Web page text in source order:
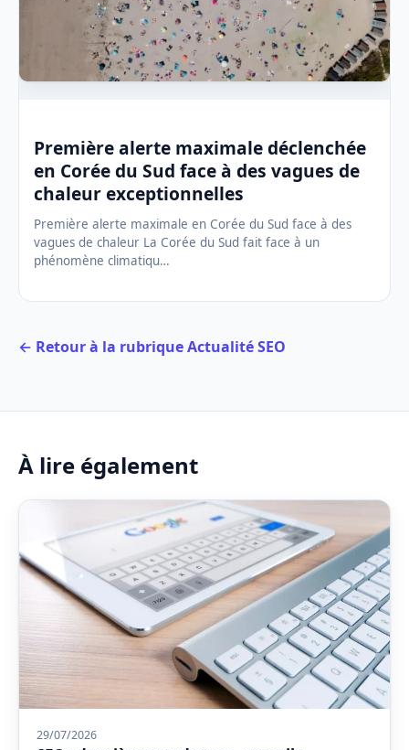
Première alerte maximale déclenchée
en Corée du Sud face à des vagues de
chaleur exceptionnelles
Première alerte maximale en Corée du Sud face à des
vagues de chaleur La Corée du Sud fait face à un
phénomène climatiqu…
← Retour à la rubrique Actualité SEO
À lire également
29/07/2026